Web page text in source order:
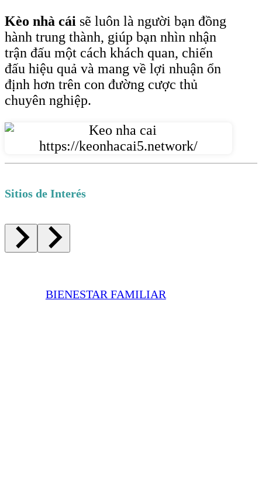
Kèo nhà cái sẽ luôn là người bạn đồng
hành trung thành, giúp bạn nhìn nhận
trận đấu một cách khách quan, chiến
đấu hiệu quả và mang về lợi nhuận ổn
định hơn trên con đường cược thủ
chuyên nghiệp.
Sitios de Interés
BIENESTAR FAMILIAR